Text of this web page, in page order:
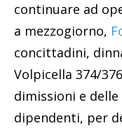
continuare ad
a mezzogiorno,
concittadini,
Volpicella 374/
dimissioni e
dipendenti, per